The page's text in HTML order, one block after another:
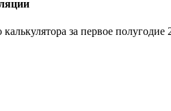
за первое полугодие